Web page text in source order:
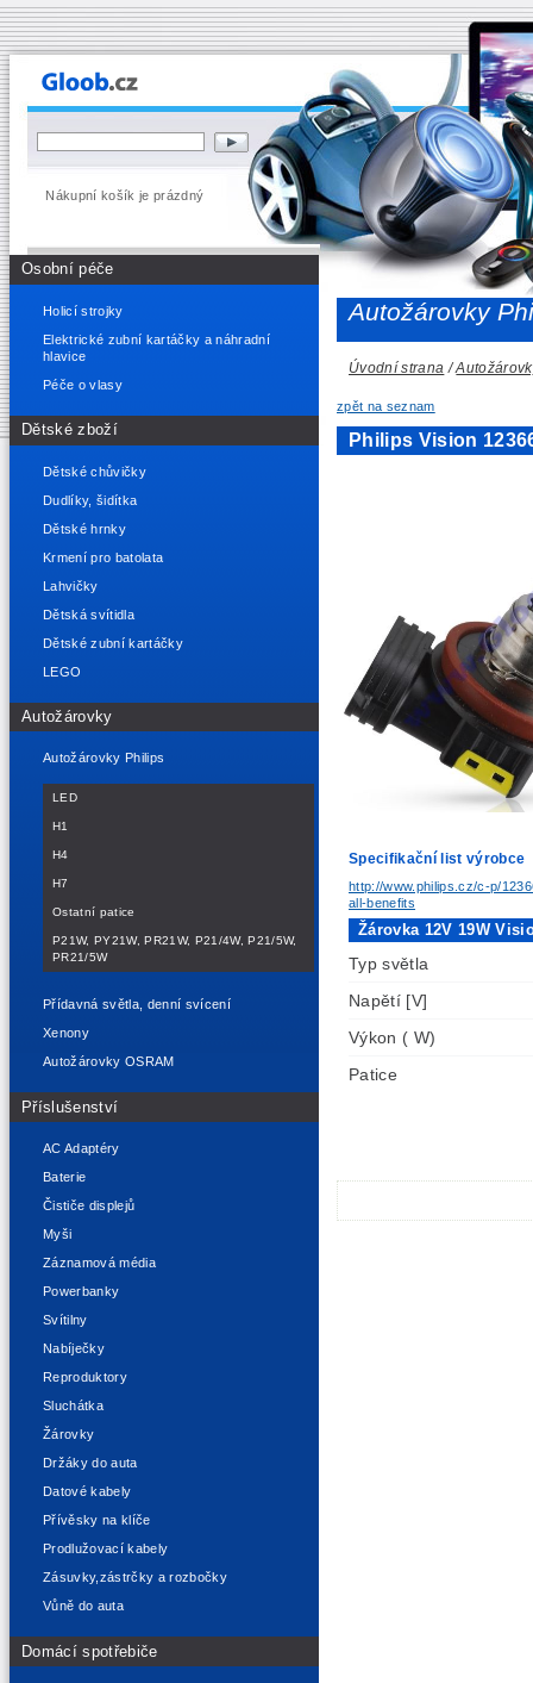
Nákupní košík je prázdný
Osobní péče
Holicí strojky
Elektrické zubní kartáčky a náhradní
hlavice
Péče o vlasy
Dětské zboží
Dětské chůvičky
Dudlíky, šidítka
Dětské hrnky
Krmení pro batolata
Lahvičky
Dětská svítidla
Dětské zubní kartáčky
LEGO
Autožárovky
Autožárovky Philips
LED
H1
H4
H7
Ostatní patice
P21W, PY21W, PR21W, P21/4W, P21/5W,
PR21/5W
Přídavná světla, denní svícení
Xenony
Autožárovky OSRAM
Příslušenství
AC Adaptéry
Baterie
Čističe displejů
Myši
Záznamová média
Powerbanky
Svítilny
Nabíječky
Reproduktory
Sluchátka
Žárovky
Držáky do auta
Datové kabely
Přívěsky na klíče
Prodlužovací kabely
Zásuvky,zástrčky a rozbočky
Vůně do auta
Domácí spotřebiče
Autožárovky
Úvodní strana /
zpět na seznam
Philips Vision
Specifikační list výrobce
http://www.philips.cz/c-p/
all-benefits
Žárovka 12V 19W
Typ světla
Napětí [V]
Výkon ( W)
Patice